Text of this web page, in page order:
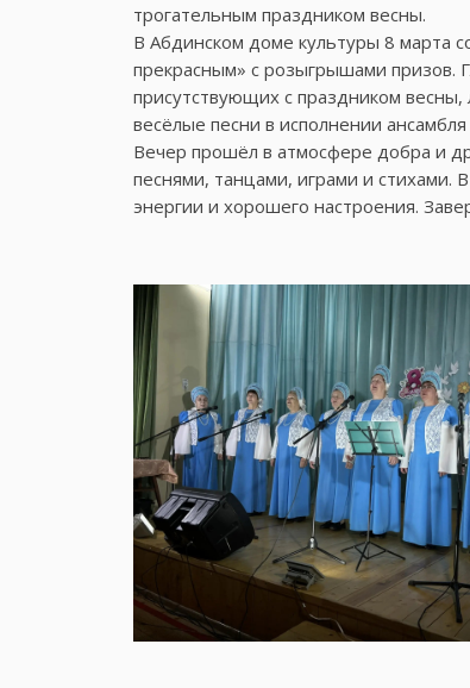
трогательным праздником весны.
В Абдинском доме культуры 8 марта
прекрасным» с розыгрышами призов.
присутствующих с праздником
весёлые песни в исполнении
Вечер прошёл в атмосфере добра и
песнями, танцами, играми и стихами.
энергии и хорошего настроения.